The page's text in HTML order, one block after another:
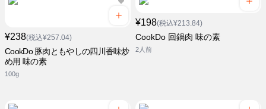
¥238(税込¥257.04)
CookDo 豚肉ともやしの四川香味炒
め用 味の素
100g
¥198(税込¥213.84)
CookDo 回鍋肉 味の素
2人前